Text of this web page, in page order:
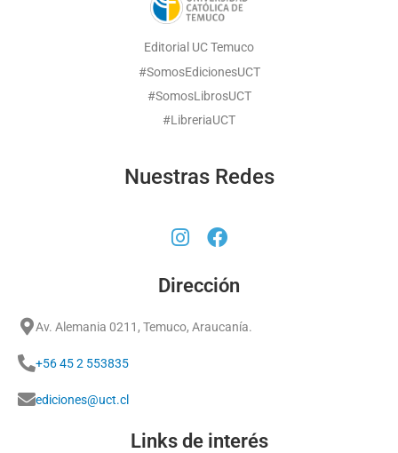
Editorial UC Temuco
#SomosEdicionesUCT
#SomosLibrosUCT
#LibreriaUCT
Nuestras Redes
Dirección
Av. Alemania 0211, Temuco, Araucanía.
+56 45 2 553835
ediciones@uct.cl
Links de interés